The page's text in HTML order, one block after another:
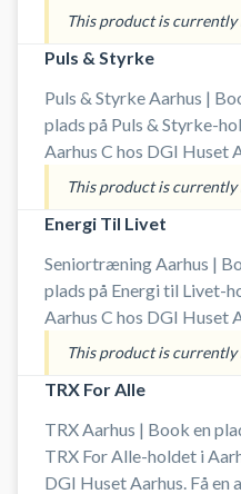
en mere tonet krop og
muskler? Bodytoning er en
effektiv Stram Op-time
mange gentagelser og
udholdenhed, styrke og
Perfekt til dig, der vil
kroppen med lettere
egen kropsvægt – uanset
This product is currently
Puls & Styrke
Puls & Styrke Aarhus |
plads på Puls & Styrke-
Aarhus C hos DGI Huset
Kombinér styrketræning
cardio i én effektiv
Uanset om du vil tabe dig,
stærkere eller få mere
hverdagen, er Puls &
oplagt valg – og alle kan
med.
This product is currently
Energi Til Livet
Seniortræning Aarhus |
plads på Energi til Livet-
Aarhus C hos DGI Huset
Er du ny til træning, på
efter en skade – eller har
en længere pause? Energi
giver dig en tryg og
start, hvor du arbejder
balance og kondition i
This product is currently
TRX For Alle
TRX Aarhus | Book en
TRX For Alle-holdet i
DGI Huset Aarhus. Få en